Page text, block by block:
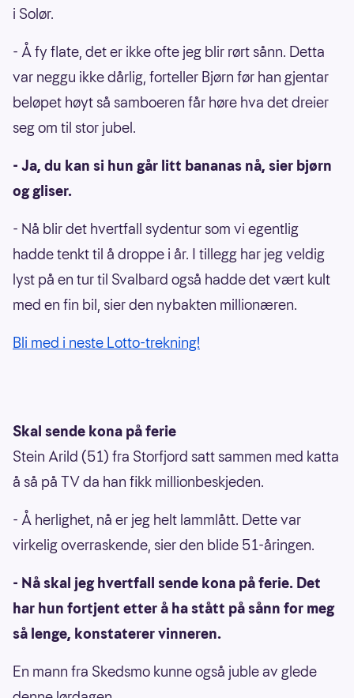
i Solør.
- Å fy flate, det er ikke ofte jeg blir rørt sånn. Detta
var neggu ikke dårlig, forteller Bjørn før han gjentar
beløpet høyt så samboeren får høre hva det dreier
seg om til stor jubel.
- Ja, du kan si hun går litt bananas nå, sier bjørn
og gliser.
- Nå blir det hvertfall sydentur som vi egentlig
hadde tenkt til å droppe i år. I tillegg har jeg veldig
lyst på en tur til Svalbard også hadde det vært kult
med en fin bil, sier den nybakten millionæren.
Bli med i neste Lotto-trekning!
Skal sende kona på ferie
Stein Arild (51) fra Storfjord satt sammen med katta
å så på TV da han fikk millionbeskjeden.
- Å herlighet, nå er jeg helt lammlått. Dette var
virkelig overraskende, sier den blide 51-åringen.
- Nå skal jeg hvertfall sende kona på ferie. Det
har hun fortjent etter å ha stått på sånn for meg
så lenge, konstaterer vinneren.
En mann fra Skedsmo kunne også juble av glede